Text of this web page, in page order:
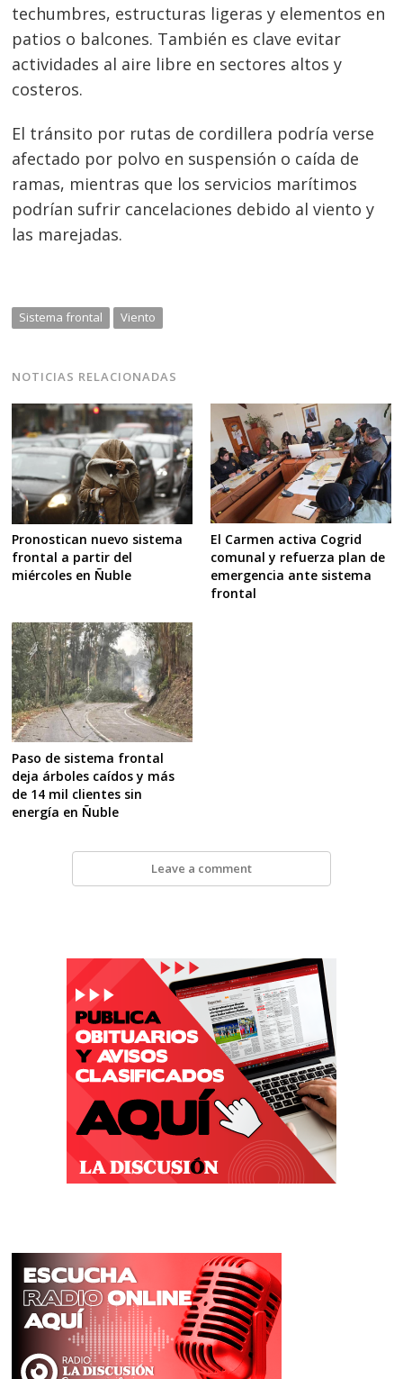
techumbres, estructuras ligeras y elementos en
patios o balcones. También es clave evitar
actividades al aire libre en sectores altos y
costeros.
El tránsito por rutas de cordillera podría verse
afectado por polvo en suspensión o caída de
ramas, mientras que los servicios marítimos
podrían sufrir cancelaciones debido al viento y
las marejadas.
Sistema frontal Viento
NOTICIAS RELACIONADAS
Pronostican nuevo sistema
frontal a partir del
miércoles en Ñuble
El Carmen activa Cogrid
comunal y refuerza plan de
emergencia ante sistema
frontal
Paso de sistema frontal
deja árboles caídos y más
de 14 mil clientes sin
energía en Ñuble
Leave a comment